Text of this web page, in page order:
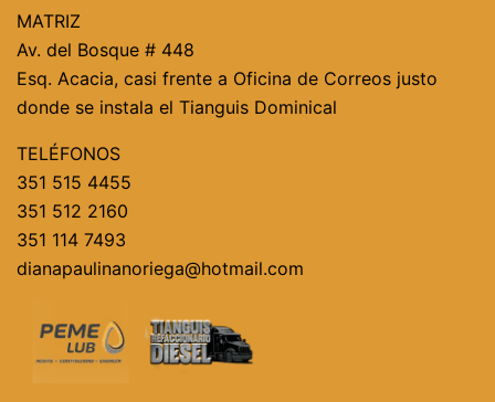
MATRIZ
Av. del Bosque # 448
Esq. Acacia, casi frente a Oficina de Correos justo
donde se instala el Tianguis Dominical
TELÉFONOS
351 515 4455
351 512 2160
351 114 7493
dianapaulinanoriega@hotmail.com